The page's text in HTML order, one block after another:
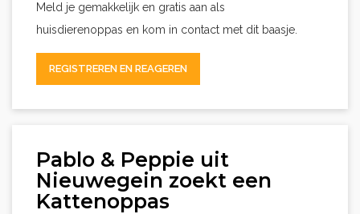
Meld je gemakkelijk en gratis aan als
huisdierenoppas en kom in contact met dit baasje.
REGISTREREN EN REAGEREN
Pablo & Peppie uit
Nieuwegein zoekt een
Kattenoppas